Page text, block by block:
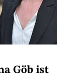
Göb ist